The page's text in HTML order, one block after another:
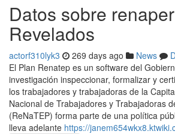
Datos sobre
Revelados
actorf310lyk3 269 days ago News
El Plan Renatep es un software del
investigación inspeccionar, formalizar y
los trabajadores y trabajadoras de la
Nacional de Trabajadores y Trabajadoras
(ReNaTEP) forma parte de una política
lleva adelante https://